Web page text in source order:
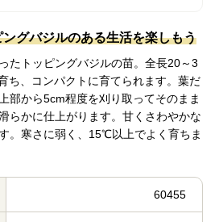
グバジルのある生活を楽しもう
たトッピングバジルの苗。全長20～3
ち、コンパクトに育てられます。葉だ
部から5cm程度を刈り取ってそのまま
らかに仕上がります。甘くさわやかな
。寒さに弱く、15℃以上でよく育ちま
60455